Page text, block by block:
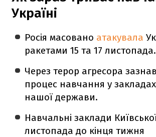
Україні
Росія масовано атакувала
ракетами 15 та 17 листопада.
Через терор агресора зазнав
процес навчання у закладах
нашої держави.
Навчальні заклади
листопада до кінця тижня